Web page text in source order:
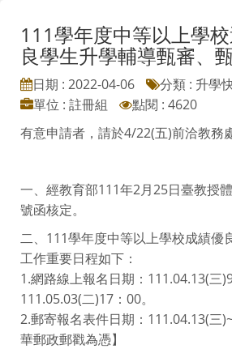
111學年度中等以上學
良學生升學輔導甄審、
日期 : 2022-04-06
分類 : 升學
單位 : 註冊組
點閱 : 4620
有意申請者，請於4/22(五)前洽教務
一、經教育部111年2月25日臺教授
號函核定。
二、111學年度中等以上學校成績優
工作重要日程如下：
1.網路線上報名日期：111.04.13(三
111.05.03(二)17：00。
2.郵寄報名表件日期：111.04.13(三
華郵政郵戳為憑】